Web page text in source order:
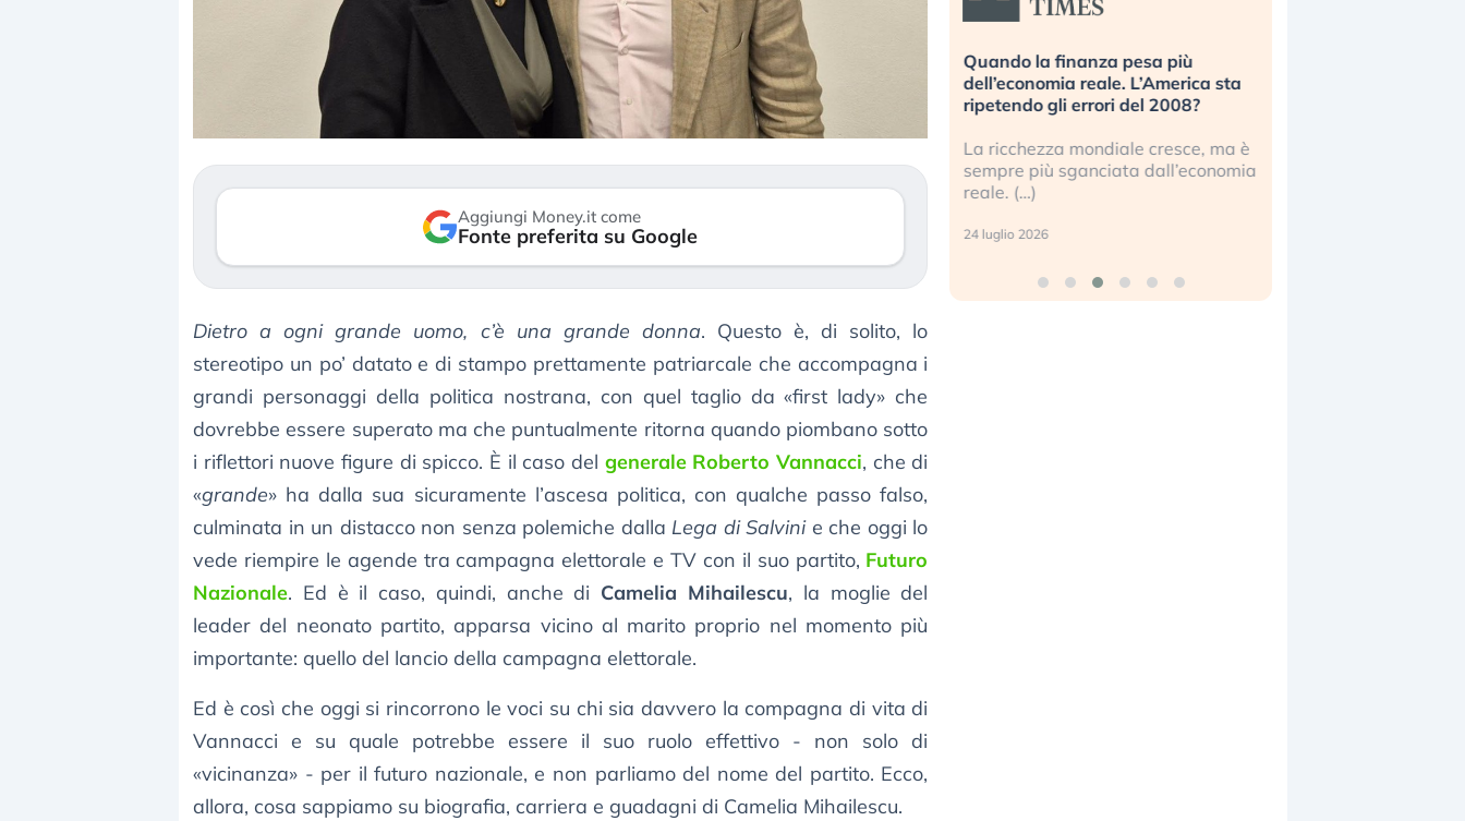
Aggiungi Money.it come
Fonte preferita su Google
Dietro a ogni grande uomo, c’è una grande donna. Questo è, di solito, lo
stereotipo un po’ datato e di stampo prettamente patriarcale che accompagna i
grandi personaggi della politica nostrana, con quel taglio da «first lady» che
dovrebbe essere superato ma che puntualmente ritorna quando piombano sotto
i riflettori nuove figure di spicco. È il caso del generale Roberto Vannacci, che di
«grande» ha dalla sua sicuramente l’ascesa politica, con qualche passo falso,
culminata in un distacco non senza polemiche dalla Lega di Salvinie che oggi lo
vede riempire le agende tra campagna elettorale e TV con il suo partito, Futuro
Nazionale. Ed è il caso, quindi, anche di Camelia Mihailescu, la moglie del
leader del neonato partito, apparsa vicino al marito proprio nel momento più
importante: quello del lancio della campagna elettorale.
Ed è così che oggi si rincorrono le voci su chi sia davvero la compagna di vita di
Vannacci e su quale potrebbe essere il suo ruolo effettivo - non solo di
«vicinanza» - per il futuro nazionale, e non parliamo del nome del partito. Ecco,
allora, cosa sappiamo su biografia, carriera e guadagni di Camelia Mihailescu.
Dalle valutazioni estreme alla
correzione. Cosa sta guidando il
repricing degli asset?
mostrando segni di stanchezza
verso le (…)
«La mia vita è rovinata». Investitori
in preda al panico dopo lo scoppio
della bolla AI
Kospi, mentre gli investitori retail (…)
30 luglio 2026
Quando la finanza pesa più
dell’economia reale. L’America sta
ripetendo gli errori del 2008?
La ricchezza mondiale cresce, ma è
sempre più sganciata dall’economia
reale. (…)
24 luglio 2026